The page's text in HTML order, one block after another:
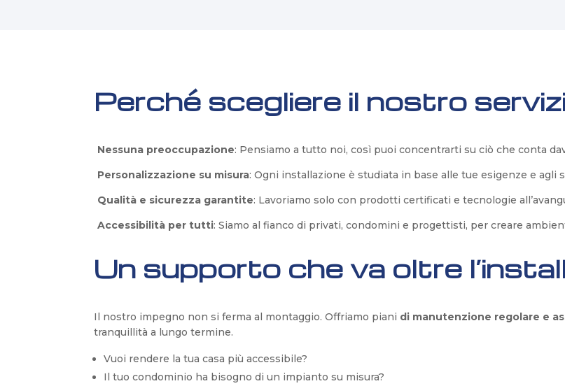
Perché scegliere il nostro
Nessuna preoccupazione: Pensiamo a tutto noi, così puoi concentrarti su ciò che conta
Personalizzazione su misura: Ogni installazione è studiata in base alle tue esigenze e agli
Qualità e sicurezza garantite: Lavoriamo solo con prodotti certificati e tecnologie
Accessibilità per tutti: Siamo al fianco di privati, condomini e progettisti, per creare
Un supporto che va oltre
Il nostro impegno non si ferma al montaggio. Offriamo piani di manutenzione regolare e
tranquillità a lungo termine.
Vuoi rendere la tua casa più accessibile?
Il tuo condominio ha bisogno di un impianto su misura?